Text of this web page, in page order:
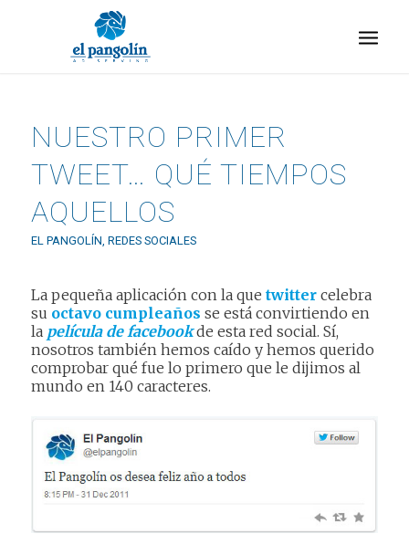
NUESTRO PRIMER
TWEET… QUÉ TIEMPOS
AQUELLOS
EL PANGOLÍN, REDES SOCIALES
La pequeña aplicación con la que twittercelebra
su octavo cumpleaños se está convirtiendo en
la película de facebook de esta red social. Sí,
nosotros también hemos caído y hemos querido
comprobar qué fue lo primero que le dijimos al
mundo en 140 caracteres.